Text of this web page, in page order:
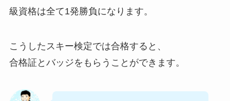
級資格は全て1発勝負になります。
こうしたスキー検定では合格すると、
合格証とバッジをもらうことができます。